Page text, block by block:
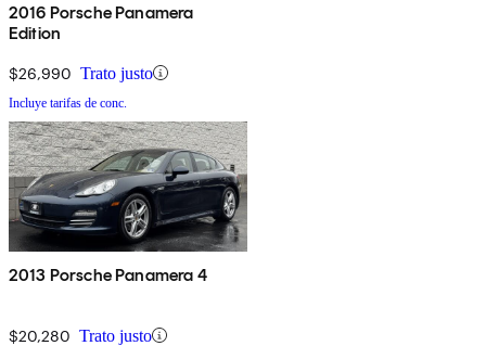
2016 Porsche Panamera
Edition
$26,990 Trato justo
Incluye tarifas de conc.
2013 Porsche Panamera 4
$20,280 Trato justo